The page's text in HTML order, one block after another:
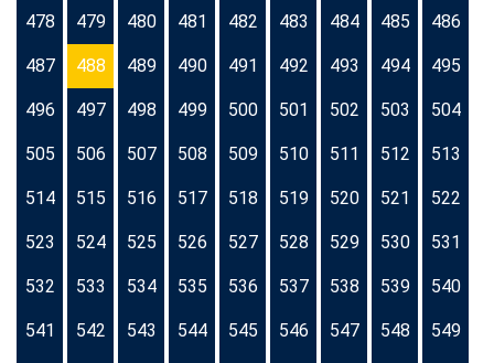
478 479 480 481 482 483 484 485 486
487 488 489 490 491 492 493 494 495
496 497 498 499 500 501 502 503 504
505 506 507 508 509 510 511 512 513
514 515 516 517 518 519 520 521 522
523 524 525 526 527 528 529 530 531
532 533 534 535 536 537 538 539 540
541 542 543 544 545 546 547 548 549